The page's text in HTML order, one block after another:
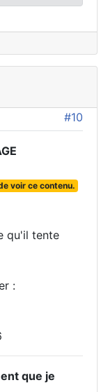
#10
voir ce contenu.
qu'il tente
:
que je